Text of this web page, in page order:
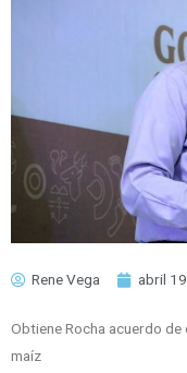
Rene Vega abril
Obtiene Rocha acuerdo
maíz